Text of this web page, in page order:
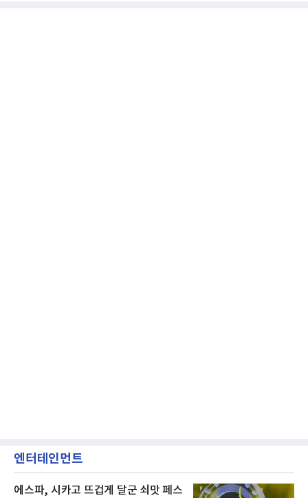
엔터테인먼트
에스파, 시카고 뜨겁게 달군 쇠맛 페스